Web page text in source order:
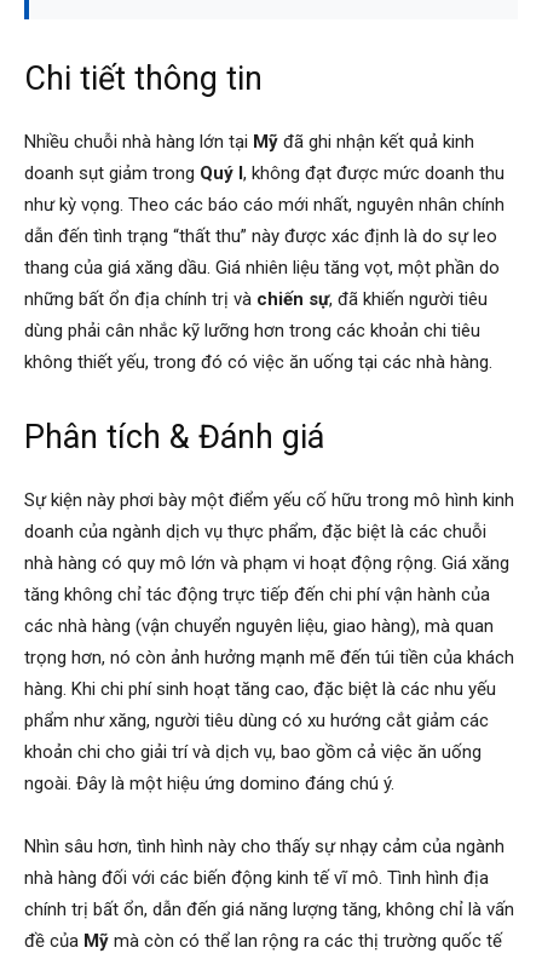
Chi tiết thông tin
Nhiều chuỗi nhà hàng lớn tại Mỹ đã ghi nhận kết quả kinh
doanh sụt giảm trong Quý I, không đạt được mức doanh thu
như kỳ vọng. Theo các báo cáo mới nhất, nguyên nhân chính
dẫn đến tình trạng “thất thu” này được xác định là do sự leo
thang của giá xăng dầu. Giá nhiên liệu tăng vọt, một phần do
những bất ổn địa chính trị và chiến sự, đã khiến người tiêu
dùng phải cân nhắc kỹ lưỡng hơn trong các khoản chi tiêu
không thiết yếu, trong đó có việc ăn uống tại các nhà hàng.
Phân tích & Đánh giá
Sự kiện này phơi bày một điểm yếu cố hữu trong mô hình kinh
doanh của ngành dịch vụ thực phẩm, đặc biệt là các chuỗi
nhà hàng có quy mô lớn và phạm vi hoạt động rộng. Giá xăng
tăng không chỉ tác động trực tiếp đến chi phí vận hành của
các nhà hàng (vận chuyển nguyên liệu, giao hàng), mà quan
trọng hơn, nó còn ảnh hưởng mạnh mẽ đến túi tiền của khách
hàng. Khi chi phí sinh hoạt tăng cao, đặc biệt là các nhu yếu
phẩm như xăng, người tiêu dùng có xu hướng cắt giảm các
khoản chi cho giải trí và dịch vụ, bao gồm cả việc ăn uống
ngoài. Đây là một hiệu ứng domino đáng chú ý.
Nhìn sâu hơn, tình hình này cho thấy sự nhạy cảm của ngành
nhà hàng đối với các biến động kinh tế vĩ mô. Tình hình địa
chính trị bất ổn, dẫn đến giá năng lượng tăng, không chỉ là vấn
đề của Mỹ mà còn có thể lan rộng ra các thị trường quốc tế